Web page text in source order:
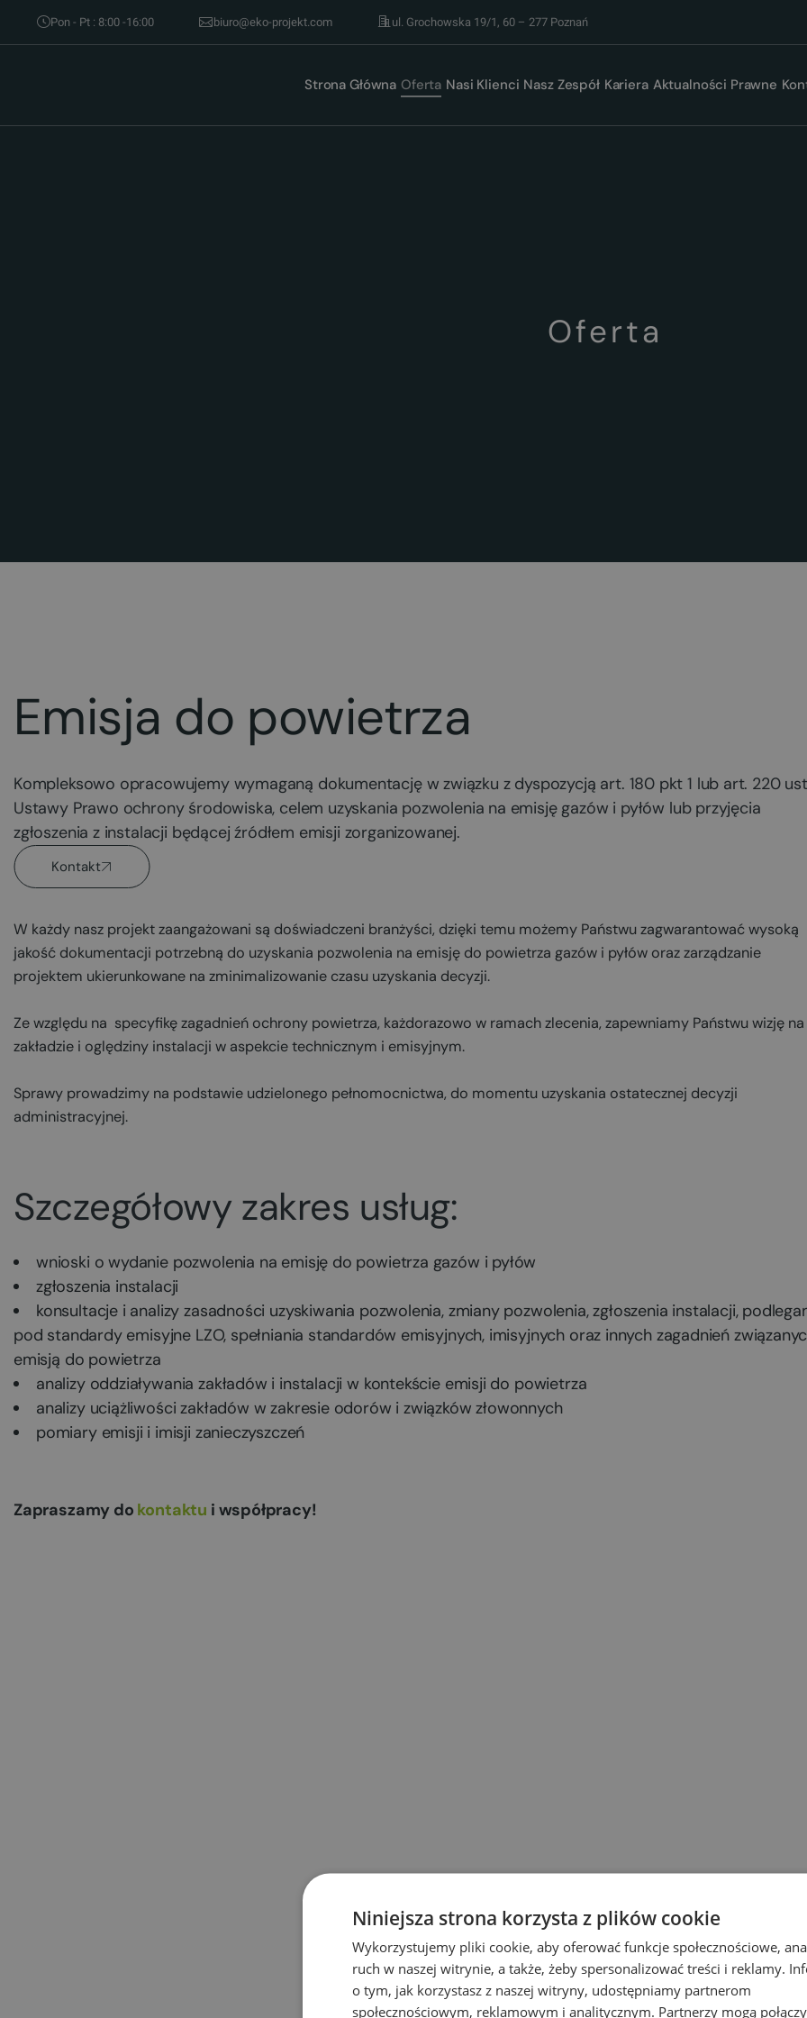
Pon - Pt : 8:00 -16:00 biuro@eko-projekt.com ul. Grochowska 19/1, 60 – 277 Poznań
Strona Główna Oferta Nasi Klienci Nasz Zespół Kariera Aktualności Prawne
Oferta
Emisja do powietrza
Kompleksowo opracowujemy wymaganą dokumentację w związku z dyspozycją art. 180 pkt 1 lub art. 220
Ustawy Prawo ochrony środowiska, celem uzyskania pozwolenia na emisję gazów i pyłów lub przyjęcia
zgłoszenia z instalacji będącej źródłem emisji zorganizowanej.
Kontakt
W każdy nasz projekt zaangażowani są doświadczeni branżyści, dzięki temu możemy Państwu zagwarantować wysoką
jakość dokumentacji potrzebną do uzyskania pozwolenia na emisję do powietrza gazów i pyłów oraz zarządzanie
projektem ukierunkowane na zminimalizowanie czasu uzyskania decyzji.
Ze względu na specyfikę zagadnień ochrony powietrza, każdorazowo w ramach zlecenia, zapewniamy Państwu wizję na
zakładzie i oględziny instalacji w aspekcie technicznym i emisyjnym.
Sprawy prowadzimy na podstawie udzielonego pełnomocnictwa, do momentu uzyskania ostatecznej decyzji
administracyjnej.
Szczegółowy zakres usług:
wnioski o wydanie pozwolenia na emisję do powietrza gazów i pyłów
zgłoszenia instalacji
konsultacje i analizy zasadności uzyskiwania pozwolenia, zmiany pozwolenia, zgłoszenia instalacji,
pod standardy emisyjne LZO, spełniania standardów emisyjnych, imisyjnych oraz innych zagadnień
emisją do powietrza
analizy oddziaływania zakładów i instalacji w kontekście emisji do powietrza
analizy uciążliwości zakładów w zakresie odorów i związków złowonnych
pomiary emisji i imisji zanieczyszczeń
Zapraszamy do kontaktu i współpracy!
Niniejsza strona korzysta z plików cookie
Wykorzystujemy pliki cookie, aby oferować funkcje społecznościowe,
ruch w naszej witrynie, a także, żeby spersonalizować treści i reklamy.
o tym, jak korzystasz z naszej witryny, udostępniamy partnerom
społecznościowym, reklamowym i analitycznym. Partnerzy mogą